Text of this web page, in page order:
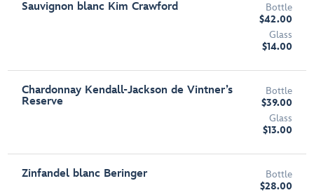
Sauvignon blanc Kim Crawford
Bottle
$42.00
Glass
$14.00
Chardonnay Kendall-Jackson de Vintner’s
Reserve
Bottle
$39.00
Glass
$13.00
Zinfandel blanc Beringer
Bottle
$28.00